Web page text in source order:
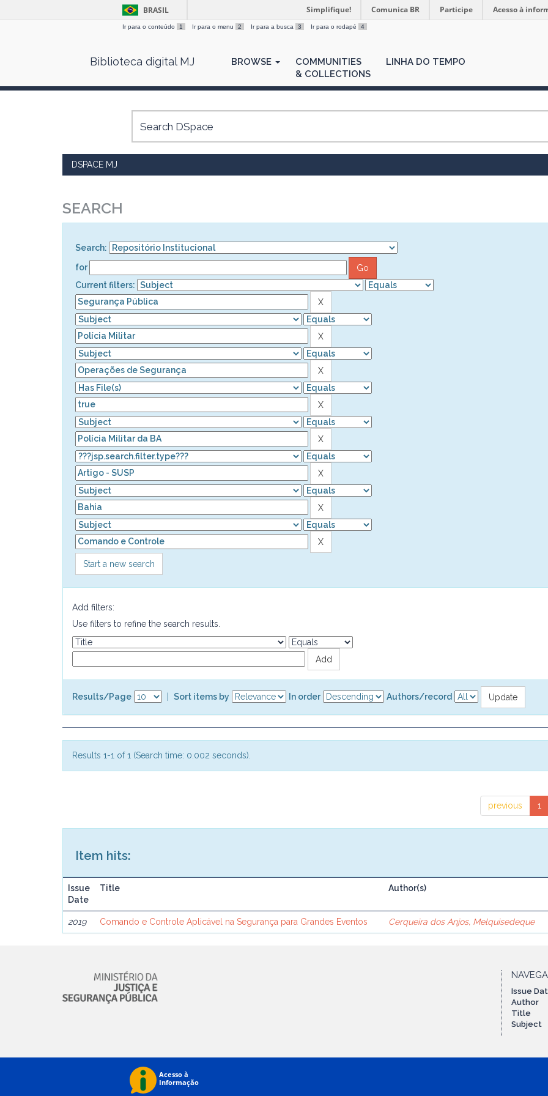
BRASIL Simplifique! Comunica BR Participe Acesso à
Ir para o conteúdo 1 Ir para o menu 2 Ir para a busca 3 Ir para o rodapé 4
Biblioteca digital MJ BROWSE
COMMUNITIES
& COLLECTIONS
LINHA DO TEMPO
DSPACE MJ
SEARCH
Search:
for
Current filters:
Start a new search
Add filters:
Use filters to refine the search results.
Results/Page Sort items by In order Authors/record
Results 1-1 of 1 (Search time: 0.002 seconds).
previous 1
Item hits:
Issue
Date
Title Author(s)
2019 Comando e Controle Aplicável na Segurança para Grandes Eventos Cerqueira dos Anjos, Melquisedeque
Issue
Author
Title
Subject